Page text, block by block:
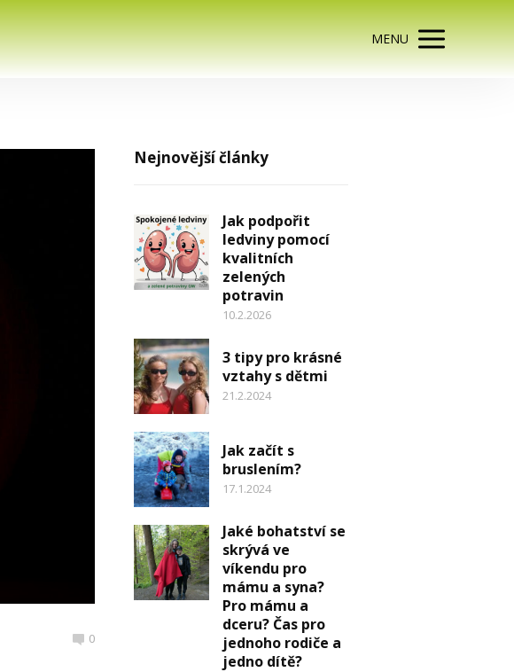
MENU
0
Nejnovější články
Jak podpořit
ledviny pomocí
kvalitních
zelených
potravin
10.2.2026
3 tipy pro krásné
vztahy s dětmi
21.2.2024
Jak začít s
bruslením?
17.1.2024
Jaké bohatství se
skrývá ve
víkendu pro
mámu a syna?
Pro mámu a
dceru? Čas pro
jednoho rodiče a
jedno dítě?